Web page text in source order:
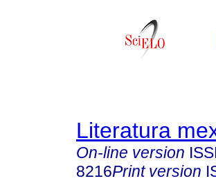
Literatura
On-line version
8216Print version